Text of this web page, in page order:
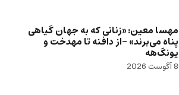
مهسا معین: «زنانی که به جهان گیاهی
پناه می‌برند» -از دافنه تا مهدخت و
یونگ‌هه
8 آگوست 2026